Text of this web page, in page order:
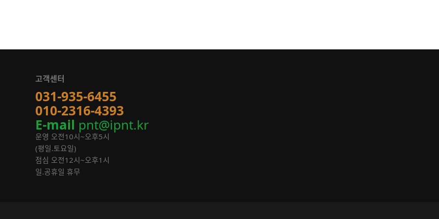
고객센터
031-935-6455
010-2316-4393
E-mail pnt@ipnt.kr
운영 오전10시~오후5시
(평일.토요일)
점심 오전12시~오후1시
일.공휴일 휴무